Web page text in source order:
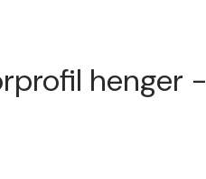
henger -